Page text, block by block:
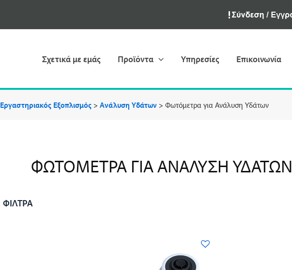
Σχετικά με εμάς Προϊόντα Υπηρεσίες Επικοινωνία
Εργαστηριακός Εξοπλισμός >Ανάλυση Υδάτων >Φωτόμετρα για Ανάλυση Υδάτων
ΦΩΤΌΜΕΤΡΑ ΓΙΑ ΑΝΆΛΥΣΗ ΥΔΆΤΩΝ
ΦΙΛΤΡΑ